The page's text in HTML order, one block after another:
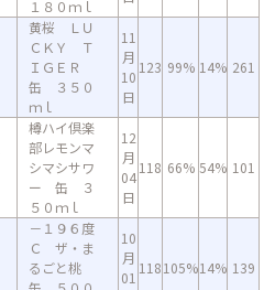
１８０ｍｌ
黄桜 ＬＵ
ＣＫＹ Ｔ
ＩＧＥＲ
缶 ３５０
ｍｌ
11
月
10
日
123 99% 14% 261
樽ハイ倶楽
部レモンマ
シマシサワ
ー 缶 ３
５０ｍｌ
12
月
04
日
118 66% 54% 101
－１９６度
Ｃ ザ・ま
るごと桃
10
月
01
118105%14% 139